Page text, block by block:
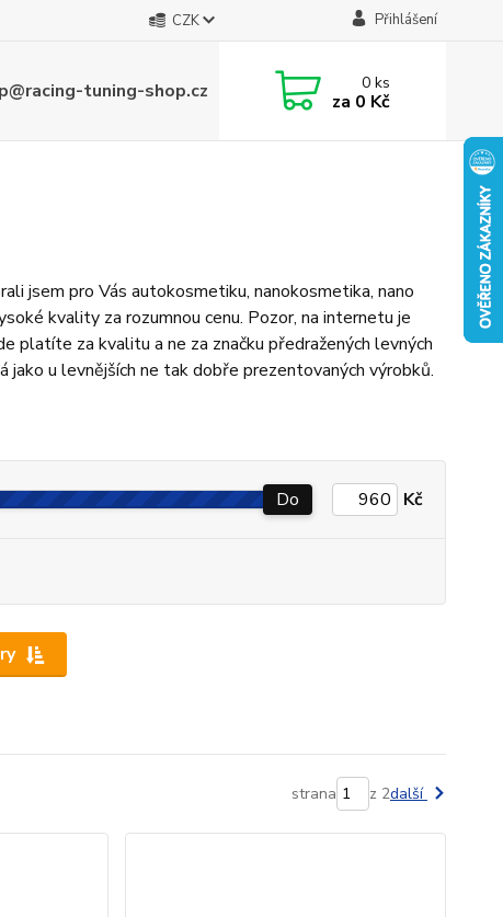
CZK Přihlášení
tuning-shop.cz 0ks
za 0 Kč
jsem pro Vás autokosmetiku, nanokosmetika, nano
kvality za rozumnou cenu. Pozor, na internetu je
platíte za kvalitu a ne za značku předražených levných
u levnějších ne tak dobře prezentovaných výrobků.
Do Kč
strana z 2další